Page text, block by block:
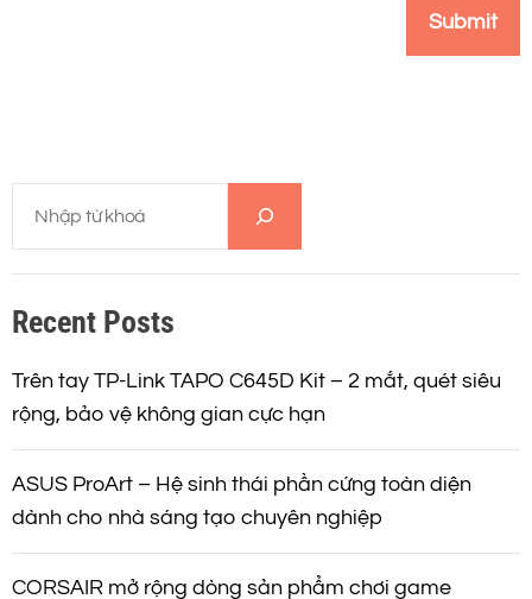
m
i
m
Recent Posts
Trên tay TP-Link TAPO C645D Kit – 2 mắt, quét siêu
rộng, bảo vệ không gian cực hạn
ASUS ProArt – Hệ sinh thái phần cứng toàn diện
dành cho nhà sáng tạo chuyên nghiệp
CORSAIR mở rộng dòng sản phẩm chơi game